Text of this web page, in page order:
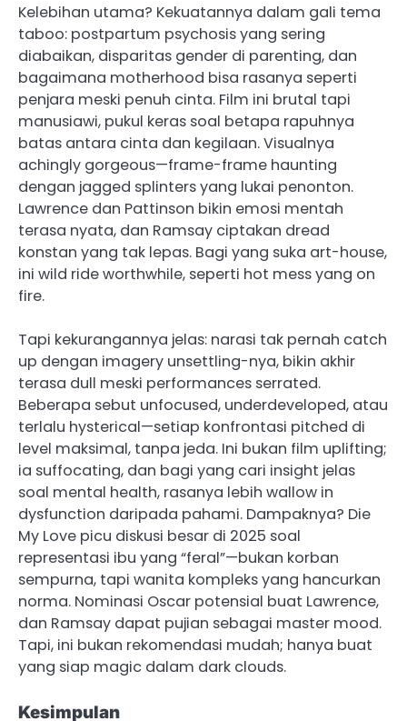
Kelebihan utama? Kekuatannya dalam gali tema
taboo: postpartum psychosis yang sering
diabaikan, disparitas gender di parenting, dan
bagaimana motherhood bisa rasanya seperti
penjara meski penuh cinta. Film ini brutal tapi
manusiawi, pukul keras soal betapa rapuhnya
batas antara cinta dan kegilaan. Visualnya
achingly gorgeous—frame-frame haunting
dengan jagged splinters yang lukai penonton.
Lawrence dan Pattinson bikin emosi mentah
terasa nyata, dan Ramsay ciptakan dread
konstan yang tak lepas. Bagi yang suka art-house,
ini wild ride worthwhile, seperti hot mess yang on
fire.
Tapi kekurangannya jelas: narasi tak pernah catch
up dengan imagery unsettling-nya, bikin akhir
terasa dull meski performances serrated.
Beberapa sebut unfocused, underdeveloped, atau
terlalu hysterical—setiap konfrontasi pitched di
level maksimal, tanpa jeda. Ini bukan film uplifting;
ia suffocating, dan bagi yang cari insight jelas
soal mental health, rasanya lebih wallow in
dysfunction daripada pahami. Dampaknya? Die
My Love picu diskusi besar di 2025 soal
representasi ibu yang “feral”—bukan korban
sempurna, tapi wanita kompleks yang hancurkan
norma. Nominasi Oscar potensial buat Lawrence,
dan Ramsay dapat pujian sebagai master mood.
Tapi, ini bukan rekomendasi mudah; hanya buat
yang siap magic dalam dark clouds.
Kesimpulan